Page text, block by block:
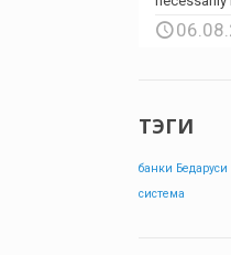
ТЭГИ
банки Бедаруси
система